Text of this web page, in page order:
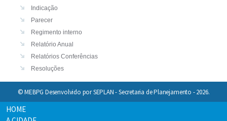
© MEBPG Desenvolvido por SEPLAN - Secretaria de Planejamento - 2026.
HOME